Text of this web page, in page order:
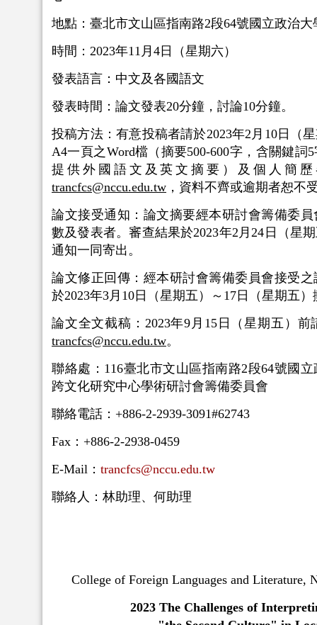
地點：臺北市文山區指南路2段64號國立政治
時間：2023年11月4日（星期六）
發表語言：中文及各國語文
發表時間：論文發表20分鐘，討論10分鐘。
投稿方法：有意投稿者請於2023年2月10日（
A4一頁之Word檔（摘要500-600字，含關鍵詞
提供外國語文及英文摘要）及個人簡
trancfcs@nccu.edu.tw ，資料不齊或逾期者恕不
論文接受通知：論文摘要經本研討會籌備委
數及發表者。審查結果於2023年2月24日（星
通知一同寄出。
論文修正回傳：經本研討會籌備委員會接受
於2023年3月10日（星期五）～17日（星期五
論文全文截稿：2023年9月15日（星期五）
trancfcs@nccu.edu.tw。
聯絡處：116臺北市文山區指南路2段64號國
跨文化研究中心學術研討會籌備委員會
聯絡電話：+886-2-2939-3091#62743
Fax：+886-2-2938-0459
E-Mail： trancfcs@nccu.edu.tw
聯絡人：林助理、何助理
College of Foreign Languages and Literature,
2023 The Challenges of